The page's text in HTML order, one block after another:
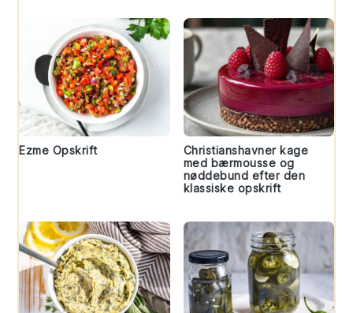
Ezme Opskrift
Christianshavner kage
med bærmousse og
nøddebund efter den
klassiske opskrift